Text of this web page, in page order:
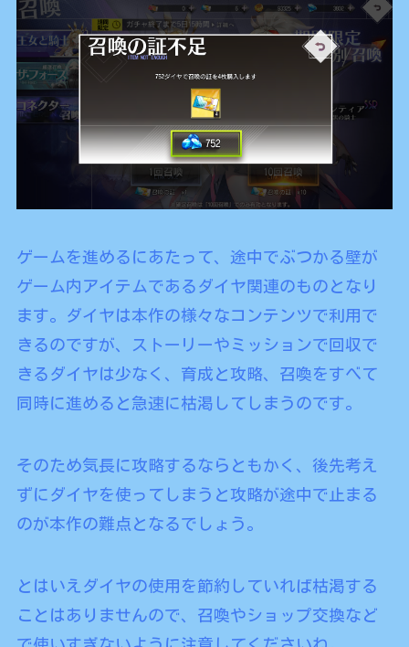
ゲームを進めるにあたって、途中でぶつかる壁が
ゲーム内アイテムであるダイヤ関連のものとなり
ます。ダイヤは本作の様々なコンテンツで利用で
きるのですが、ストーリーやミッションで回収で
きるダイヤは少なく、育成と攻略、召喚をすべて
同時に進めると急速に枯渇してしまうのです。
そのため気長に攻略するならともかく、後先考え
ずにダイヤを使ってしまうと攻略が途中で止まる
のが本作の難点となるでしょう。
とはいえダイヤの使用を節約していれば枯渇する
ことはありませんので、召喚やショップ交換など